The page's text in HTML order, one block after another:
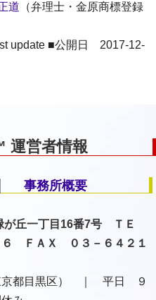
道 （弁理士・金原商標登録
update ■公開日 2017-12-
運営者情報
事務所概要
丘一丁目16番7号 ＴＥ
６ ＦＡＸ ０３－６４２１
京都目黒区） ｜ 平日 ９